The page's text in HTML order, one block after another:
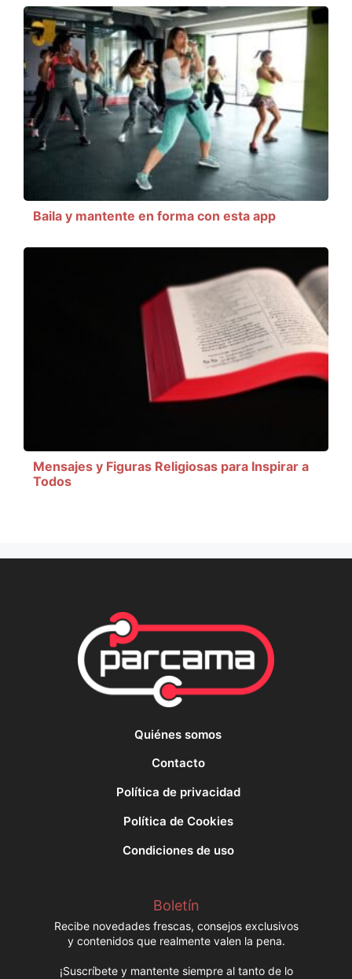
Baila y mantente en forma con esta app
Mensajes y Figuras Religiosas para Inspirar a
Todos
Quiénes somos
Contacto
Política de privacidad
Política de Cookies
Condiciones de uso
Boletín
Recibe novedades frescas, consejos exclusivos
y contenidos que realmente valen la pena.
¡Suscríbete y mantente siempre al tanto de lo